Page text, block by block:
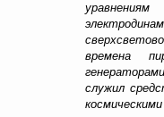
времена
служил